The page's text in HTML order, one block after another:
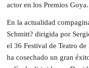
actor en los Premios Goya.
En la actualidad
Schmitt? dirigida por
el 36 Festival de Teatro
ha cosechado un gran